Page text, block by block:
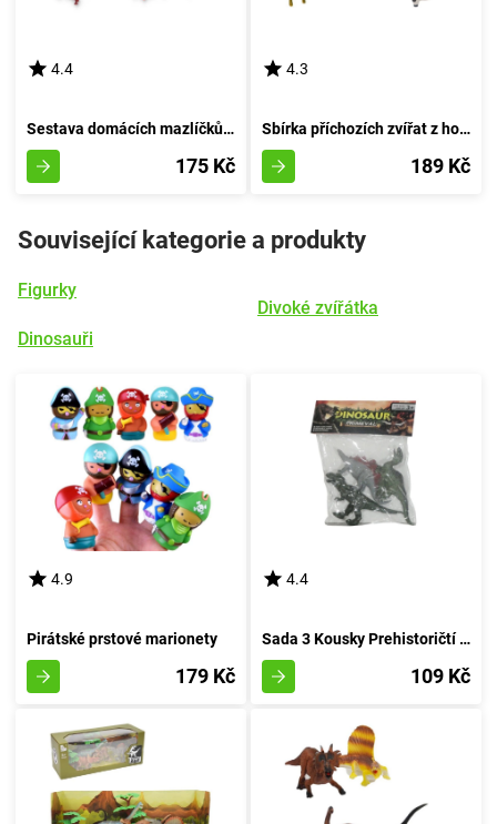
4.4
Sestava domácích mazlíčků 6 kusů
175 Kč
4.3
Sbírka příchozích zvířat z hospodářství
189 Kč
Související kategorie a produkty
Figurky
Dinosauři
Divoké zvířátka
4.9
Pirátské prstové marionety
179 Kč
4.4
Sada 3 Kousky Prehistoričtí Jurská Bestie
109 Kč